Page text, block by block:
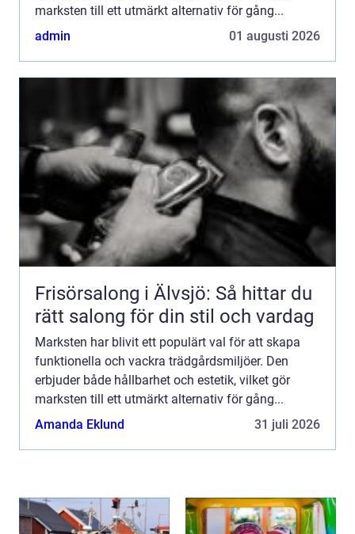
marksten till ett utmärkt alternativ för gång...
admin
01 augusti 2026
Frisörsalong i Älvsjö: Så hittar du
rätt salong för din stil och vardag
Marksten har blivit ett populärt val för att skapa
funktionella och vackra trädgårdsmiljöer. Den
erbjuder både hållbarhet och estetik, vilket gör
marksten till ett utmärkt alternativ för gång...
Amanda Eklund
31 juli 2026